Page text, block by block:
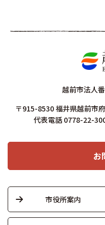
越前市法人
〒915-8530 福井県越前市
代表電話 0778-22-
お
市役所案内